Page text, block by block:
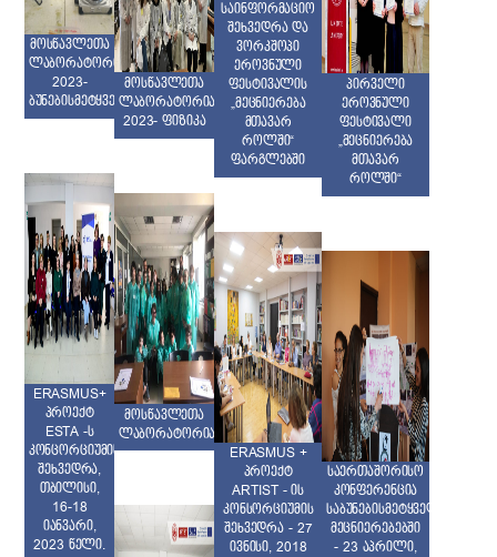
მოსწავლეთა
ლაბორატორია
2023-
ბუნებისმეტყველება
ERASMUS+
პროექტ
ESTA -ს
კონცორციუმის
შეხვედრა,
თბილისი,
16-18
იანვარი,
2023 წელი.
მოსწავლეთა
ლაბორატორია
2023- ფიზიკა
მოსწავლეთა
ლაბორატორია
საინფორმაციო
შეხვედრა და
ვორკშოპი
ეროვნული
ფესტივალის
„მეცნიერება
მთავარ
როლში“
ფარგლებში
ERASMUS +
პროექტ
ARTIST - ის
კონსორციუმის
შეხვედრა - 27
ივნისი, 2018
პირველი
ეროვნული
ფესტივალი
„მეცნიერება
მთავარ
როლში“
საერთაშორისო
კონფერენცია
საბუნებისმეტყველო
მეცნიერებებში
- 23 აპრილი,